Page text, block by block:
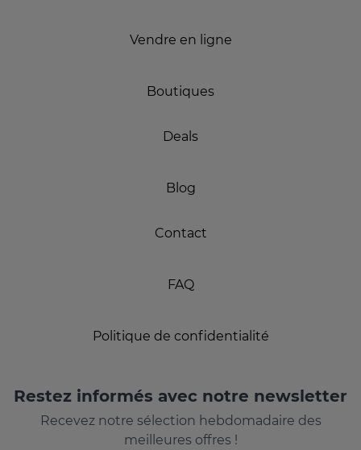
Vendre en ligne
Boutiques
Deals
Blog
Contact
FAQ
Politique de confidentialité
Restez informés avec notre newsletter
Recevez notre sélection hebdomadaire des
meilleures offres !